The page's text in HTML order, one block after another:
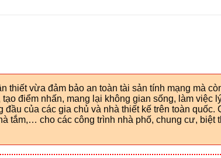
thiết vừa đảm bảo an toàn tài sản tính mạng mà
điểm nhấn, mang lại không gian sống, làm việc
của các gia chủ và nhà thiết kế trên toàn quốc.
tắm,… cho các công trình nhà phố, chung cư, biệt